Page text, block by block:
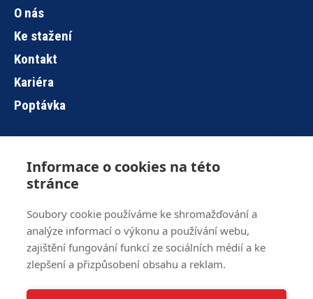
Informace o cookies na této
stránce
Soubory cookie používáme ke shromažďování a
analýze informací o výkonu a používání webu,
zajištění fungování funkcí ze sociálních médií a ke
zlepšení a přizpůsobení obsahu a reklam.
O nás
Ke stažení
Kontakt
Kariéra
Poptávka
Hlavní
Brno
+420 515 919 840
Jihlava +420 567 586 104
info@z-ware.cz